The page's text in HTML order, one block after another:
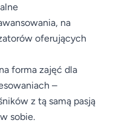
na
oferujących
forma zajęć dla
–
z tą samą pasją
sobie.